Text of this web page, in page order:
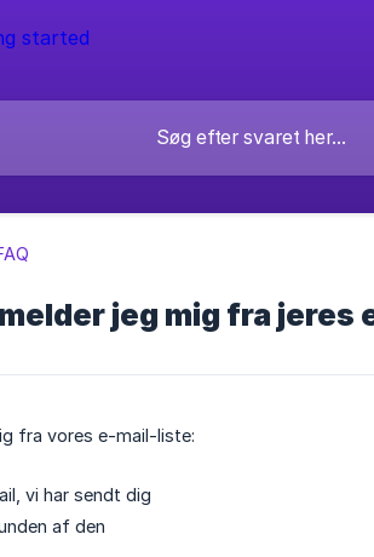
jeg mig fra jeres
fra vores e-mail-liste:
vi har sendt dig
af den